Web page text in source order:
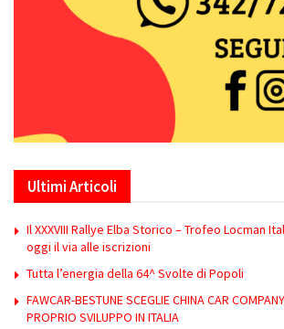
Ultimi Articoli
Il XXXVIII Rallye Elba Storico – Trofeo Locman
oggi il via alle iscrizioni
Tutta l’energia della 64^ Svolte di Popoli
FAWCAR-BESTUNE SCEGLIE CHINA CAR
PROPRIO SVILUPPO IN ITALIA